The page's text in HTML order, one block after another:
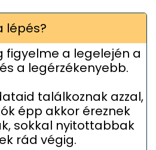
lépés?
figyelme a legelején a
a legérzékenyebb.
találkoznak azzal,
épp akkor éreznek
sokkal nyitottabbak
rád végig.